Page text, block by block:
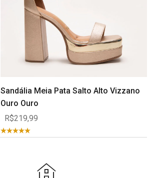
Sandália Meia Pata Salto Alto Vizzano
Ouro Ouro
R$219,99